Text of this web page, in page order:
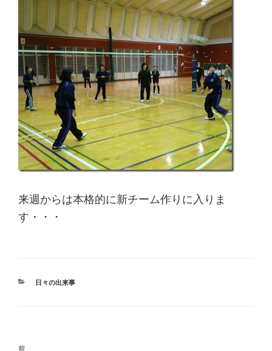
来週からは本格的に新チーム作りに入りま
す・・・
カ
日々の出来事
投
前